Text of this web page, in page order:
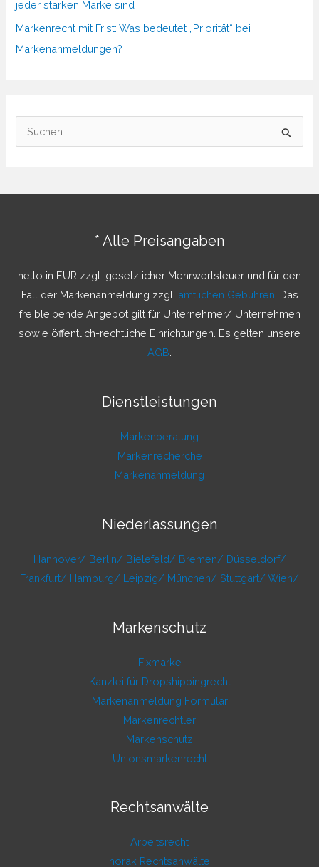
jeder starken Marke sind
Markenrecht mit Frist: Was bedeutet „Priorität“ bei
Markenanmeldungen?
u
h
* Alle Preisangaben
netto in EUR zzgl. gesetzlicher Mehrwertsteuer und für den
Fall der Markenanmeldung zzgl. amtlichen Gebühren . Das
freibleibende Angebot gilt für Unternehmer/ Unternehmen
sowie öffentlich-rechtliche Einrichtungen. Es gelten unsere
AGB
Dienstleistungen
Markenberatung
Markenrecherche
Markenanmeldung
Niederlassungen
Hannover/ Berlin/ Bielefeld/ Bremen/ Düsseldorf/
Frankfurt/ Hamburg/ Leipzig/ München/ Stuttgart/ Wien/
Markenschutz
Fixmarke
Kanzlei für Dropshippingrecht
Markenanmeldung Formular
Markenrechtler
Markenschutz
Unionsmarkenrecht
Rechtsanwälte
Arbeitsrecht
horak Rechtsanwälte